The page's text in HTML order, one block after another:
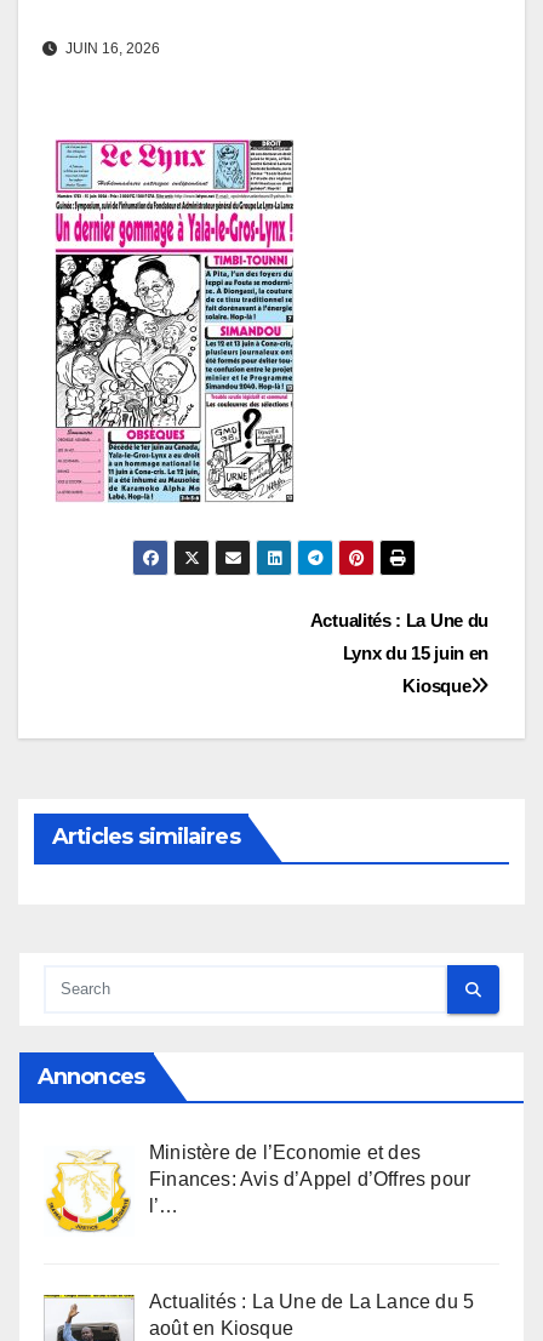
JUIN 16, 2026
l’article
Actualités : La Une du
Lynx du 15 juin en
Kiosque
Articles similaires
Annonces
Ministère de l’Economie et des
Finances: Avis d’Appel d’Offres pour
l’…
Actualités : La Une de La Lance du 5
août en Kiosque